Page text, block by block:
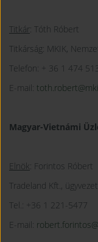
Titkár: Tóth Róbert
Titkárság: MKIK,
Telefon: + 36 1 474
E-mail:
Magyar-Vietnámi
Elnök: Forintos Róbert
Tradeland Kft.,
Tel.: +36 1 221-5477
E-mail: